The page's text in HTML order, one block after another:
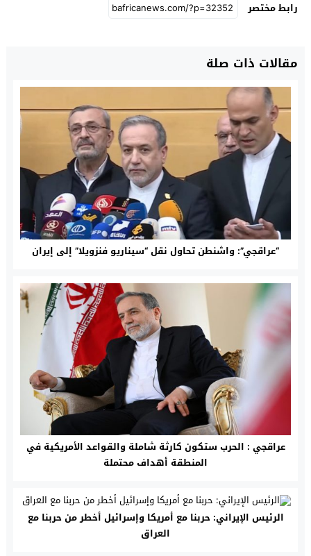
رابط مختصر
مقالات ذات صلة
“عراقجي”: واشنطن تحاول نقل “سيناريو فنزويلا” إلى إيران
عراقجي : الحرب ستكون كارثة شاملة والقواعد الأمريكية في
المنطقة أهداف محتملة
الرئيس الإيراني: حربنا مع أمريكا وإسرائيل أخطر من حربنا مع
العراق